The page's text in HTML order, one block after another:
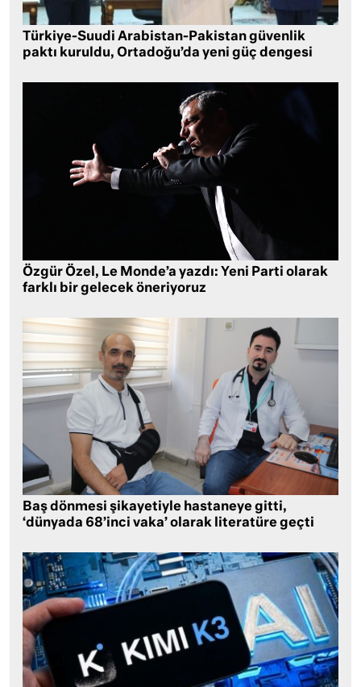
Türkiye-Suudi Arabistan-Pakistan güvenlik
paktı kuruldu, Ortadoğu’da yeni güç dengesi
Özgür Özel, Le Monde’a yazdı: Yeni Parti olarak
farklı bir gelecek öneriyoruz
Baş dönmesi şikayetiyle hastaneye gitti,
‘dünyada 68’inci vaka’ olarak literatüre geçti